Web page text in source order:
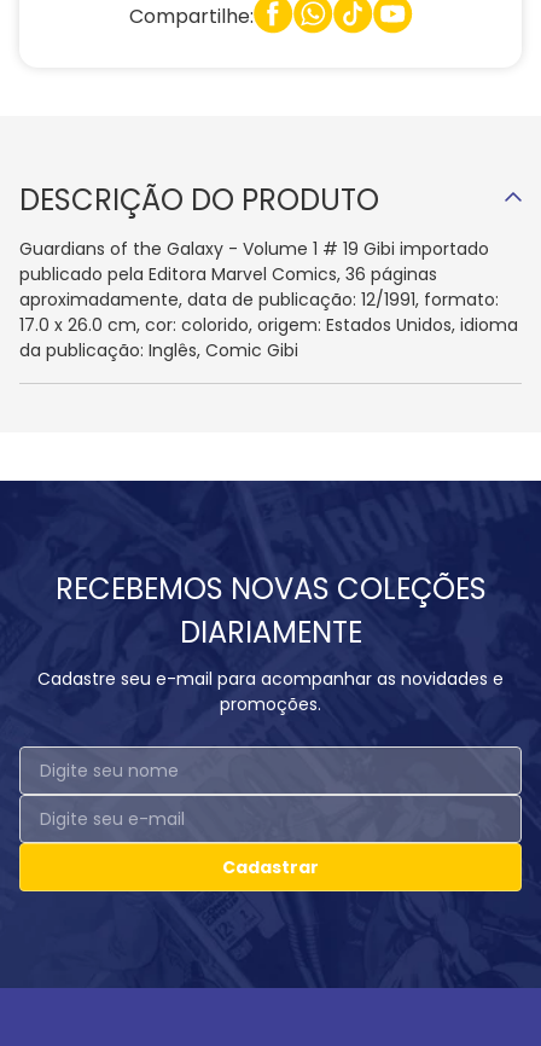
Compartilhe:
DESCRIÇÃO DO PRODUTO
Guardians of the Galaxy - Volume 1 # 19 Gibi importado
publicado pela Editora Marvel Comics, 36 páginas
aproximadamente, data de publicação: 12/1991, formato:
17.0 x 26.0 cm, cor: colorido, origem: Estados Unidos, idioma
da publicação: Inglês, Comic Gibi
RECEBEMOS NOVAS COLEÇÕES
DIARIAMENTE
Cadastre seu e-mail para acompanhar as novidades e
promoções.
Cadastrar